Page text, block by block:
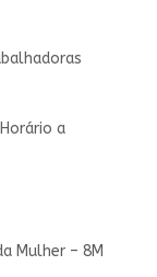
a
Mulher – 8M